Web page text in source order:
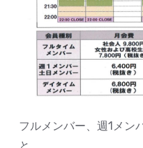
フルメンバー、週1メン